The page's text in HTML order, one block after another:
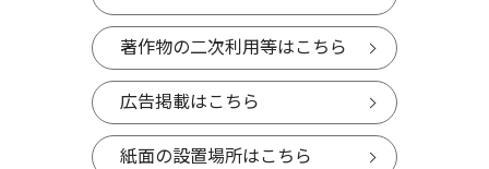
著作物の二次利用等はこちら
広告掲載はこちら
紙面の設置場所はこちら